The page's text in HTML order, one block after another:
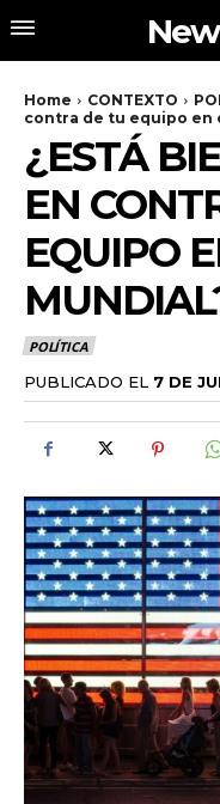
Home CONTEXTO
contra de tu equipo en
¿ESTÁ
EN
EQUIPO
POLÍTICA
PUBLICADO EL 7 DE